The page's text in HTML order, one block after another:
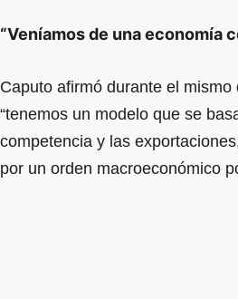
“Veníamos de una economía
Caputo afirmó durante el mismo
“tenemos un modelo que se
competencia y las
por un orden macroeconómico